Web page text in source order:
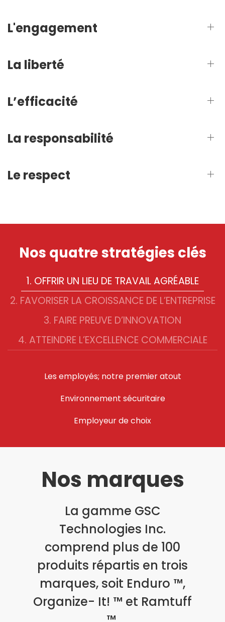
L'engagement
La liberté
L’efficacité
La responsabilité
Le respect
Nos quatre stratégies clés
1. OFFRIR UN LIEU DE TRAVAIL AGRÉABLE
2. FAVORISER LA CROISSANCE DE L’ENTREPRISE
3. FAIRE PREUVE D’INNOVATION
4. ATTEINDRE L’EXCELLENCE COMMERCIALE
Les employés; notre premier atout
Environnement sécuritaire
Employeur de choix
Nos marques
La gamme GSC
Technologies Inc.
comprend plus de 100
produits répartis en trois
marques, soit Enduro ™,
Organize- It! ™ et Ramtuff